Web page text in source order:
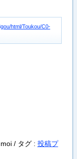
html/Toukou/C0-
/ タグ : 投稿プ